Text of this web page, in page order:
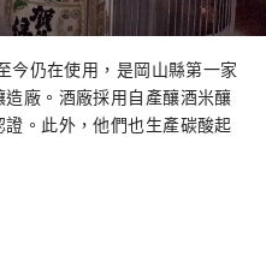
今仍在使用，是岡山縣第一家
廠。酒廠採用自產釀酒米釀
。此外，他們也生產碳酸起